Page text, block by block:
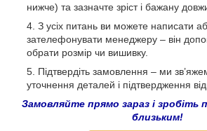
нижче) та зазначте зріст і бажану
З усіх питань ви можете написати
зателефонувати менеджеру – він
обрати розмір чи вишивку.
Підтвердіть замовлення – ми
уточнення деталей і підтвердження
Замовляйте прямо зараз і зробіть
близьким!